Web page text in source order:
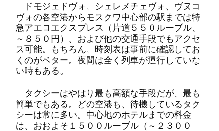
ドモジェドヴォ、シェレメチェヴォ、ヴヌコ
ヴォの各空港からモスクワ中心部の駅までは特
急アエロエクスプレス（片道５５０ルーブル、
～８５０円）、および他の交通手段でもアクセ
ス可能。もちろん、時刻表は事前に確認してお
くのがベター。夜間は全く列車が運行していな
い時もある。
タクシーはやはり最も高額な手段だが、最も
簡単でもある。どの空港も、待機しているタク
シーは常に多い。中心地のホテルまでの料金
は、おおよそ１５００ルーブル（～２３００